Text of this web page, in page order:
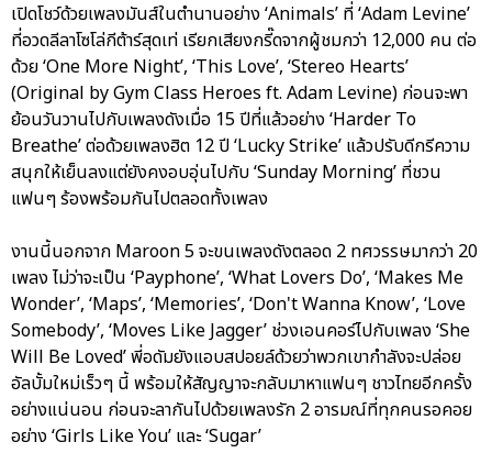
เปิดโชว์ด้วยเพลงมันส์ในตำนานอย่าง ‘Animals’ ที่ ‘Adam Levine’
ที่อวดลีลาโซโล่กีต้าร์สุดเท่ เรียกเสียงกรี๊ดจากผู้ชมกว่า 12,000 คน ต่อ
ด้วย ‘One More Night’, ‘This Love’, ‘Stereo Hearts’
(Original by Gym Class Heroes ft. Adam Levine) ก่อนจะพา
ย้อนวันวานไปกับเพลงดังเมื่อ 15 ปีที่แล้วอย่าง ‘Harder To
Breathe’ ต่อด้วยเพลงฮิต 12 ปี ‘Lucky Strike’ แล้วปรับดีกรีความ
สนุกให้เย็นลงแต่ยังคงอบอุ่นไปกับ ‘Sunday Morning’ ที่ชวน
แฟนๆ ร้องพร้อมกันไปตลอดทั้งเพลง
งานนี้นอกจาก Maroon 5 จะขนเพลงดังตลอด 2 ทศวรรษมากว่า 20
เพลง ไม่ว่าจะเป็น ‘Payphone’, ‘What Lovers Do’, ‘Makes Me
Wonder’, ‘Maps’, ‘Memories’, ‘Don't Wanna Know’, ‘Love
Somebody’, ‘Moves Like Jagger’ ช่วงเอนคอร์ไปกับเพลง ‘She
Will Be Loved’ พี่อดัมยังแอบสปอยล์ด้วยว่าพวกเขากำลังจะปล่อย
อัลบั้มใหม่เร็วๆ นี้ พร้อมให้สัญญาจะกลับมาหาแฟนๆ ชาวไทยอีกครั้ง
อย่างแน่นอน ก่อนจะลากันไปด้วยเพลงรัก 2 อารมณ์ที่ทุกคนรอคอย
อย่าง ‘Girls Like You’ และ ‘Sugar’